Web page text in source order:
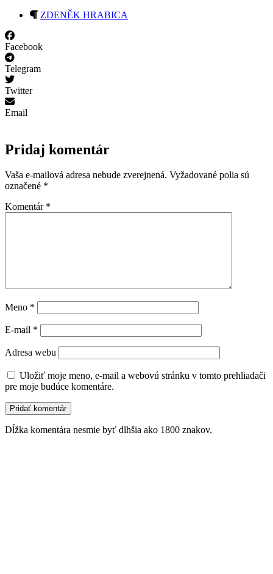
ZDENĚK HRABICA
Facebook
Telegram
Twitter
Email
Pridaj komentár
Vaša e-mailová adresa nebude zverejnená. Vyžadované polia sú
označené *
Komentár *
Meno *
E-mail *
Adresa webu
Uložiť moje meno, e-mail a webovú stránku v tomto prehliadači
pre moje budúce komentáre.
Dĺžka komentára nesmie byť dlhšia ako 1800 znakov.